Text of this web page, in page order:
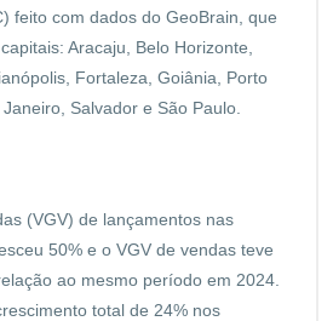
feito com dados do GeoBrain, que
Aracaju, Belo Horizonte,
Fortaleza, Goiânia, Porto
Salvador e São Paulo.
(VGV) de lançamentos nas
50% e o VGV de vendas teve
ao mesmo período em 2024.
total de 24% nos